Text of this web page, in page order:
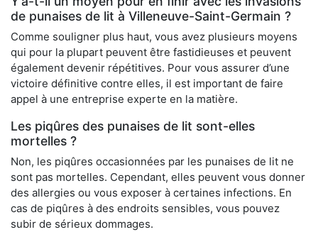
de punaises de lit à Villeneuve-Saint-Germain ?
Comme souligner plus haut, vous avez plusieurs moyens
qui pour la plupart peuvent être fastidieuses et peuvent
également devenir répétitives. Pour vous assurer d’une
victoire définitive contre elles, il est important de faire
appel à une entreprise experte en la matière.
Les piqûres des punaises de lit sont-elles
mortelles ?
Non, les piqûres occasionnées par les punaises de lit ne
sont pas mortelles. Cependant, elles peuvent vous donner
des allergies ou vous exposer à certaines infections. En
cas de piqûres à des endroits sensibles, vous pouvez
subir de sérieux dommages.